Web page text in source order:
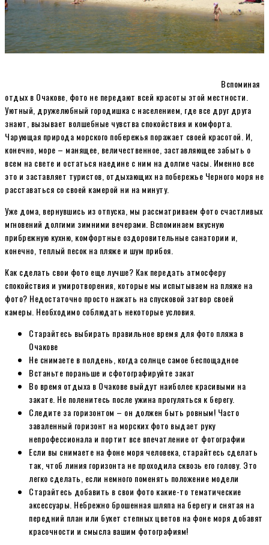
Вспоминая
отдых в Очакове, фото не передают всей красоты этой местности.
Уютный, дружелюбный городишка с населением, где все друг друга
знают, вызывает волшебные чувства спокойствия и комфорта.
Чарующая природа морского побережья поражает своей красотой. И,
конечно, море – манящее, величественное, заставляющее забыть о
всем на свете и остаться наедине с ним на долгие часы. Именно все
это и заставляет туристов, отдыхающих на побережье Черного моря не
расставаться со своей камерой ни на минуту.
Уже дома, вернувшись из отпуска, мы рассматриваем фото счастливых
мгновений долгими зимними вечерами. Вспоминаем вкусную
прибрежную кухню, комфортные оздоровительные санатории и,
конечно, теплый песок на пляже и шум прибоя.
Как сделать свои фото еще лучше? Как передать атмосферу
спокойствия и умиротворения, которые мы испытываем на пляже на
фото? Недостаточно просто нажать на спусковой затвор своей
камеры. Необходимо соблюдать некоторые условия.
Старайтесь выбирать правильное время для фото пляжа в
Очакове
Не снимаете в полдень, когда солнце самое беспощадное
Встаньте пораньше и сфотографируйте закат
Во время отдыха в Очакове выйдут наиболее красивыми на
закате. Не поленитесь после ужина прогуляться к берегу.
Следите за горизонтом – он должен быть ровным! Часто
заваленный горизонт на морских фото выдает руку
непрофессионала и портит все впечатление от фотографии
Если вы снимаете на фоне моря человека, старайтесь сделать
так, чтоб линия горизонта не проходила сквозь его голову. Это
легко сделать, если немного поменять положение модели
Старайтесь добавить в свои фото какие-то тематические
аксессуары. Небрежно брошенная шляпа на берегу и снятая на
передний план или букет степных цветов на фоне моря добавят
красочности и смысла вашим фотографиям!